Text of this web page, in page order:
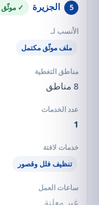
5 الجزيرة ✓ موثّق
ملف موثّق مكتمل
8 مناطق
1
تنظيف فلل وقصور
غير معلنة